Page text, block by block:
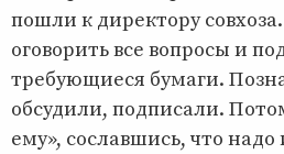
пошли к директору
оговорить все вопросы и
требующиеся бумаги.
обсудили, подписали.
ему», сославшись, что